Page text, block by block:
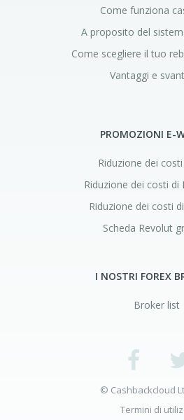
Come funziona
A proposito del
Come scegliere il tuo
Vantaggi e
PROMOZIONI E-
Riduzione dei costi
Riduzione dei costi di
Riduzione dei costi
Scheda Revolut
I NOSTRI FOREX
Broker list
© Cashbackcloud
Termini di